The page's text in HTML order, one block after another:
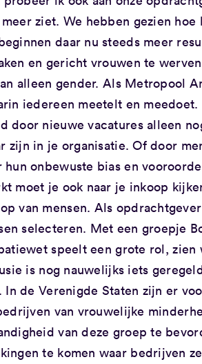
ziet. We hebben gezien
daar nu steeds meer
en gericht vrouwen te
alleen gender. Als Metropool
iedereen meetelt en
door nieuwe vacatures alleen
zijn in je organisatie. Of door
onbewuste bias en
moet je ook naar je inkoop
van mensen. Als
selecteren. Met een groepje
speelt een grote rol,
is nog nauwelijks iets
de Verenigde Staten zijn er
van vrouwelijke
van deze groep te
te komen waar bedrijven